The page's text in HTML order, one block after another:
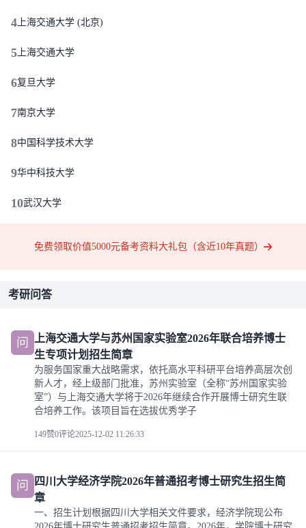
4 上海交通大学 (北京)
5 上海交通大学
6复旦大学
7南京大学
8中国科学技术大学
9华中科技大学
10武汉大学
免费领取价值5000元备考资料大礼包（含近10年真题）
考研问答
问
上海交通大学与苏州国家实验室2026年联合培养博士
生专项计划招生简章
为服务国家重大战略需求，依托高水平科研平台培养高层次创
新人才，经上级部门批准，苏州实验室（全称“苏州国家实验
室”）与上海交通大学将于2026年继续合作开展博士研究生联
合培养工作。该项目旨在选拔优秀学子
149赞0评论2025-12-02 11:26:33
问
四川大学经济学院2026年普通招考博士研究生招生简
章
一、招生计划根据四川大学相关文件要求，经济学院现公布